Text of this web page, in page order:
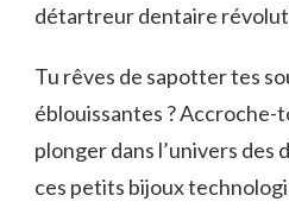
détartreur dentaire
Tu rêves de sapotter tes
éblouissantes ? Accroche-
plonger dans l’univers
ces petits bijoux